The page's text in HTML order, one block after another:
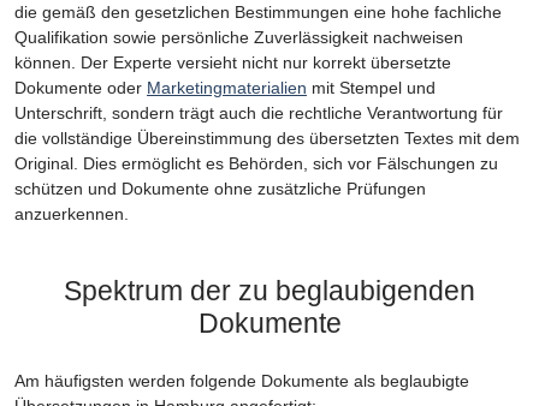
die gemäß den gesetzlichen Bestimmungen eine hohe fachliche
Qualifikation sowie persönliche Zuverlässigkeit nachweisen
können. Der Experte versieht nicht nur korrekt übersetzte
Dokumente oder Marketingmaterialien mit Stempel und
Unterschrift, sondern trägt auch die rechtliche Verantwortung für
die vollständige Übereinstimmung des übersetzten Textes mit dem
Original. Dies ermöglicht es Behörden, sich vor Fälschungen zu
schützen und Dokumente ohne zusätzliche Prüfungen
anzuerkennen.
Spektrum der zu beglaubigenden
Dokumente
Am häufigsten werden folgende Dokumente als beglaubigte